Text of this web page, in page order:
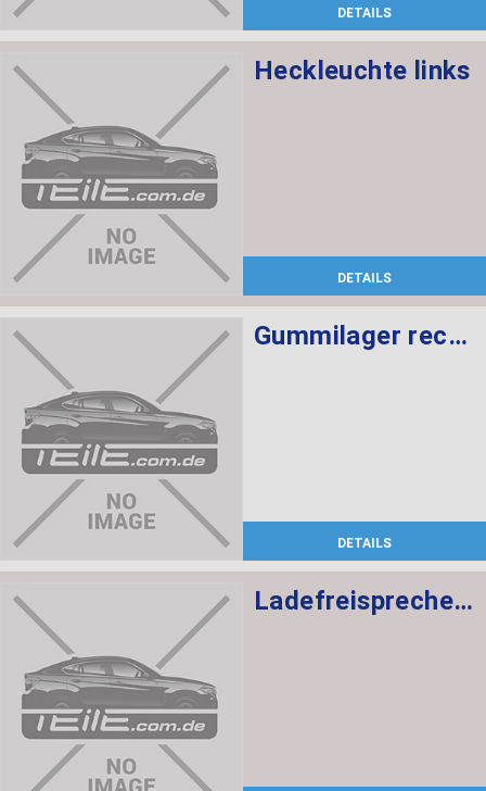
DETAILS
Heckleuchte links
DETAILS
Gummilager rechts
DETAILS
Ladefreisprechelektronik High BASIS SVS MULF2